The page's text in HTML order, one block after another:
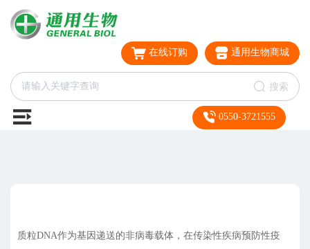
在线订购 通用生物商城
搜索
0550-3721555
质粒DNA作为基因递送的非病毒载体，在传染性疾病预防性疫